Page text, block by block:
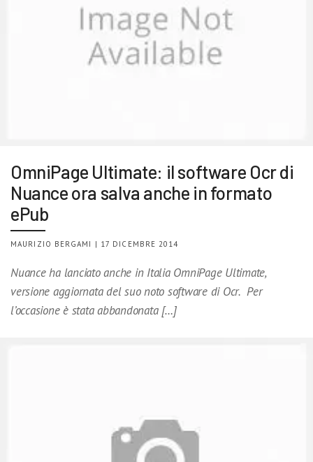
OmniPage Ultimate: il software Ocr di
Nuance ora salva anche in formato
ePub
MAURIZIO BERGAMI | 17 DICEMBRE 2014
Nuance ha lanciato anche in Italia OmniPage Ultimate,
versione aggiornata del suo noto software di Ocr. Per
l’occasione è stata abbandonata […]